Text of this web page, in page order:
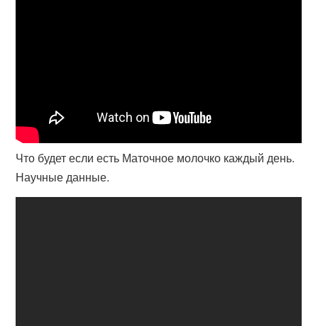
Что будет если есть Маточное молочко каждый день.
Научные данные.